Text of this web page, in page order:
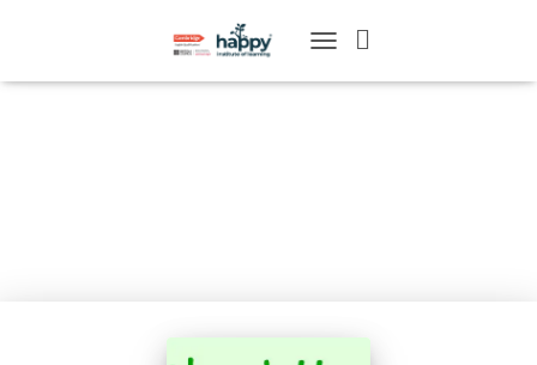
NAVIGATION